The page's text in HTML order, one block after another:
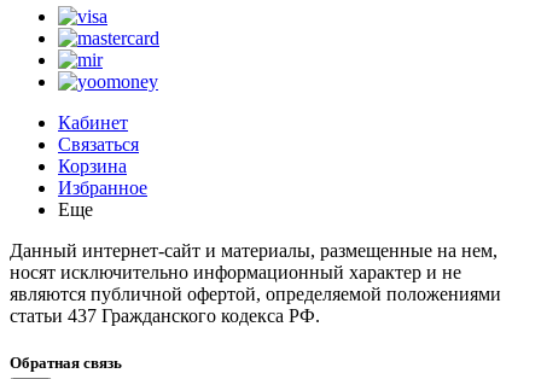
Кабинет
Связаться
Корзина
Избранное
Еще
Данный интернет-сайт и материалы, размещенные на нем,
носят исключительно информационный характер и не
являются публичной офертой, определяемой положениями
статьи 437 Гражданского кодекса РФ.
Обратная связь